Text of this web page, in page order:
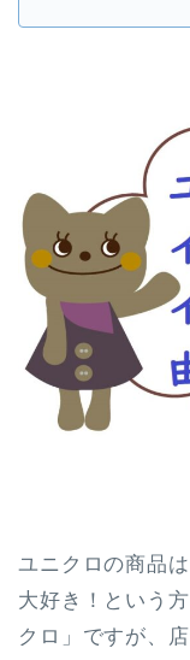
ユニクロの商品
大好き！という
クロ」ですが、